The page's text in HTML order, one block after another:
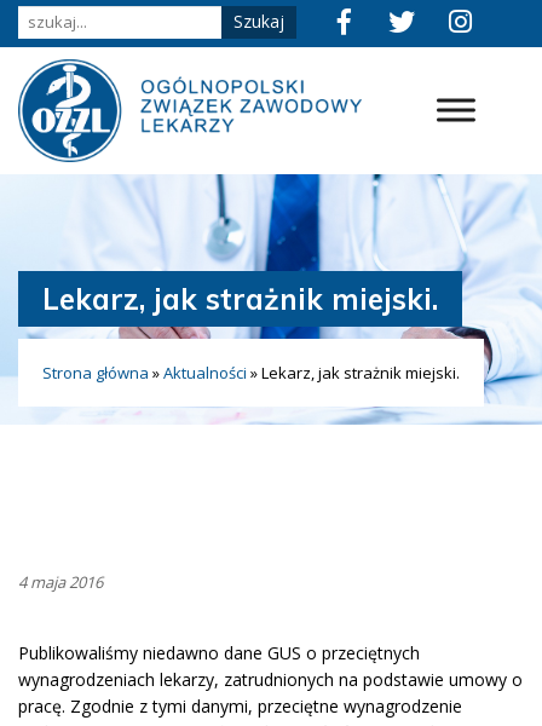
Lekarz, jak strażnik miejski.
Strona główna »Aktualności »Lekarz, jak strażnik miejski.
4 maja 2016
Publikowaliśmy niedawno dane GUS o przeciętnych
wynagrodzeniach lekarzy, zatrudnionych na podstawie umowy o
pracę. Zgodnie z tymi danymi, przeciętne wynagrodzenie